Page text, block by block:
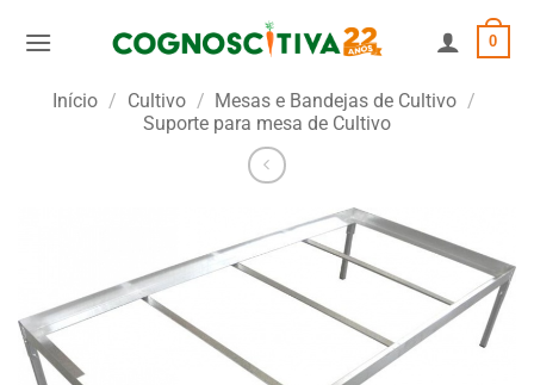
0
Início / Cultivo / Mesas e Bandejas de Cultivo /
Suporte para mesa de Cultivo